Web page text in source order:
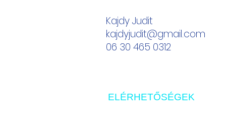
Kajdy Judit
kajdyjudit@gmail.com
06 30 465 0312
ELÉRHETŐSÉGEK